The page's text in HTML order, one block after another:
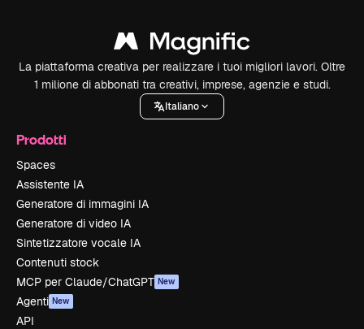
La piattaforma creativa per realizzare i tuoi migliori lavori. Oltre
1 milione di abbonati tra creativi, imprese, agenzie e studi.
Italiano
Prodotti
Spaces
Assistente IA
Generatore di immagini IA
Generatore di video IA
Sintetizzatore vocale IA
Contenuti stock
MCP per Claude/ChatGPT New
Agenti New
API